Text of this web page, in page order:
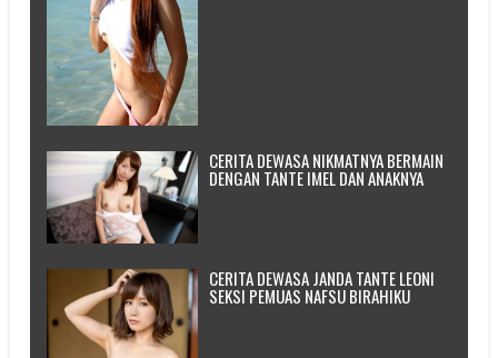
CERITA DEWASA NIKMATNYA BERMAIN
DENGAN TANTE IMEL DAN ANAKNYA
CERITA DEWASA JANDA TANTE LEONI
SEKSI PEMUAS NAFSU BIRAHIKU